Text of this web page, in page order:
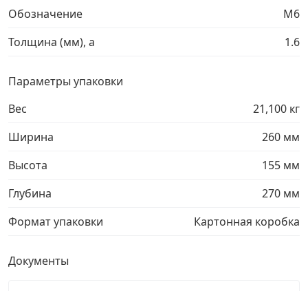
Кронштейны и крюки хозяйственные ›
Метрический крепеж
Электро и бензоинструмент, оборудование ›
Нержавеющий крепеж ›
Перфорированный крепеж
Обозначение
М6
Толщина (мм), a
1.6
Параметры упаковки
Вес
21,100 кг
Ширина
260 мм
Высота
155 мм
Глубина
270 мм
Формат упаковки
Картонная коробка
Документы